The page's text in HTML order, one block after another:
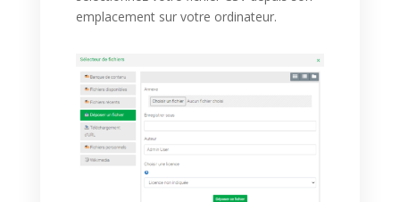
emplacement sur votre ordinateur.